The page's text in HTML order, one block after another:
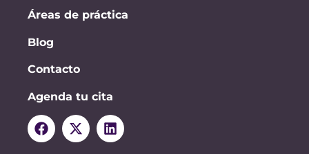
Áreas de práctica
Blog
Contacto
Agenda tu cita